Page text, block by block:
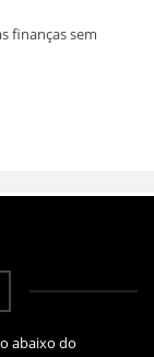
finanças sem
abaixo do